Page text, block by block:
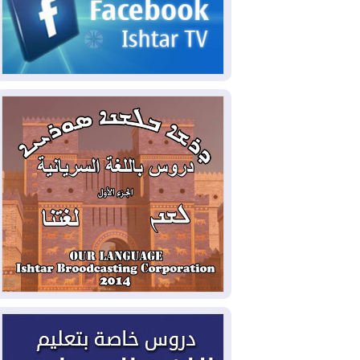
2026-08-05 حرائق فرنسا.. توقيف 402
شخص بينهم 156 قاصرا منذ بداية موسم
الحرائق
2026-08-04سومو: إنتاج النفط في إقليم
كوردستان انخفض إلى أقل من 10%
2026-08-04ملفات حقبة الكاظمي تعود إلى
الواجهة.. أنباء عن مراجعات قضائية
وتحقيقات أوسع في قضايا فساد
2026-08-04بيترو يشكو تزوير الانتخابات
الرئاسية ويحذر من "حرب أهلية" في
كولومبيا
2026-08-03رئيس إقليم كوردستان في
2026-08-03العراق يؤكد مجدداً التزامه